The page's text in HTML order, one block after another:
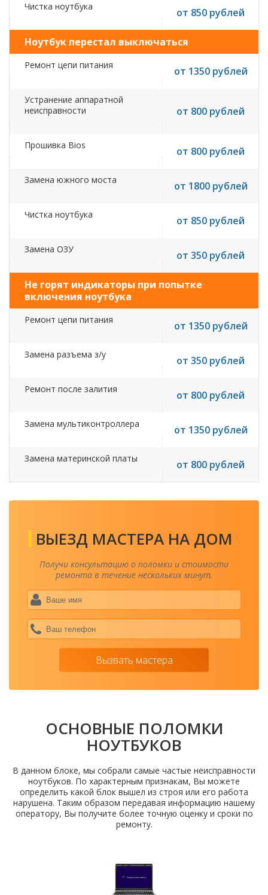
Чистка ноутбука от 850 рублей
Ноутбук перестал выключаться
Ремонт цепи питания от 1350 рублей
Устранение аппаратной
неисправности
от 800 рублей
Прошивка Bios от 800 рублей
Замена южного моста от 1800 рублей
Чистка ноутбука от 850 рублей
Замена ОЗУ от 350 рублей
Не горят индикаторы при попытке
включения ноутбука
Ремонт цепи питания от 1350 рублей
Замена разъема з/у от 350 рублей
Ремонт после залития от 800 рублей
Замена мультиконтроллера от 1350 рублей
Замена материнской платы от 800 рублей
ВЫЕЗД МАСТЕРА НА ДОМ
Получи консультацию о поломки и стоимости
ремонта в течение нескольких минут.
Вызвать мастера
ОСНОВНЫЕ ПОЛОМКИ
НОУТБУКОВ
В данном блоке, мы собрали самые частые неисправности
ноутбуков. По характерным признакам, Вы можете
определить какой блок вышел из строя или его работа
нарушена. Таким образом передавая информацию нашему
оператору, Вы получите более точную оценку и сроки по
ремонту.